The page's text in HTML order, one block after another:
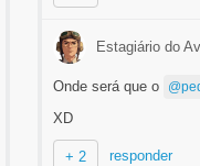
Estagiário do
Onde será que o
XD
+ 2 responder